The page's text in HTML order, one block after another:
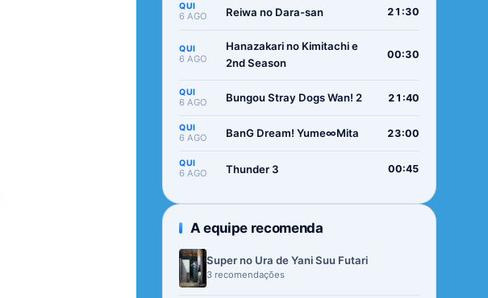
QUI
6 AGO Reiwa no Dara-san 21:30
QUI
6 AGO
Hanazakari no Kimitachi e
2nd Season
00:30
QUI
6 AGO Bungou Stray Dogs Wan! 2 21:40
QUI
6 AGO BanG Dream! Yume∞Mita 23:00
QUI
6 AGO Thunder 3 00:45
A equipe recomenda
Super no Ura de Yani Suu Futari
3 recomendações